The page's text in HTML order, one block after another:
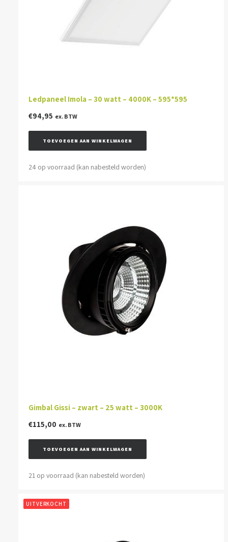
Ledpaneel Imola – 30 watt – 4000K – 595*595
€94,95 ex. BTW
TOEVOEGEN AAN WINKELWAGEN
24 op voorraad (kan nabesteld worden)
Gimbal Gissi – zwart – 25 watt – 3000K
€115,00 ex. BTW
TOEVOEGEN AAN WINKELWAGEN
21 op voorraad (kan nabesteld worden)
UITVERKOCHT